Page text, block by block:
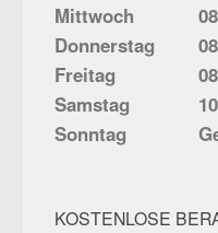
Mittwoch
Donnerstag
Freitag
Samstag
Sonntag
KOSTENLOSE